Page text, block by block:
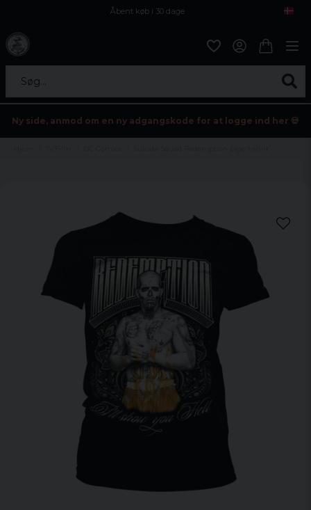
Åbent køb i 30 dage
Søg...
Ny side, anmod om en ny adgangskode for at logge ind her 💀